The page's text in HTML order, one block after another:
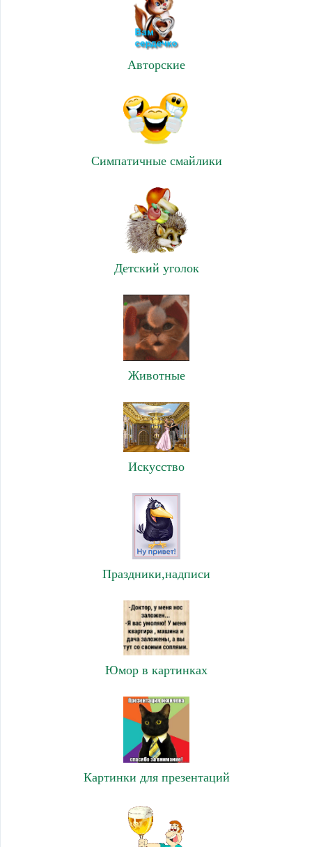
Авторские
Симпатичные смайлики
Детский уголок
Животные
Искусство
Праздники,надписи
Юмор в картинках
Картинки для презентаций